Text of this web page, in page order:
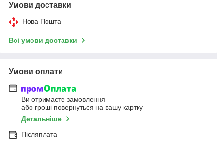
Умови доставки
Нова Пошта
Всі умови доставки
Умови оплати
Ви отримаєте замовлення
або гроші повернуться на вашу картку
Детальніше
Післяплата